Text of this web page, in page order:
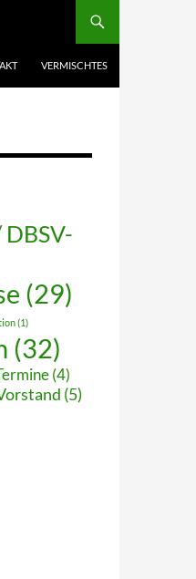
VERMISCHTES
DBSV-
(29)
(1)
(32)
(4)
(5)